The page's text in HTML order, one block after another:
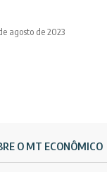
agosto de 2023
O MT ECONÔMICO